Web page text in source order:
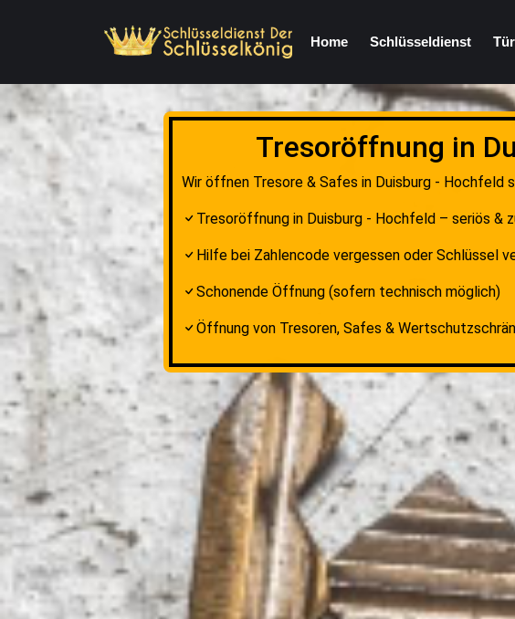
Home Schlüsseldienst
Tresoröffnung in
Wir öffnen Tresore & Safes in Duisburg - Hochfeld
Tresoröffnung in Duisburg - Hochfeld – seriös &
Hilfe bei Zahlencode vergessen oder Schlüssel
Schonende Öffnung (sofern technisch möglich)
Öffnung von Tresoren, Safes &